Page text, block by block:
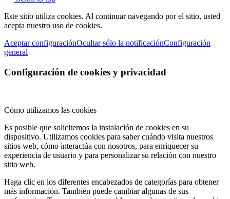
Este sitio utiliza cookies. Al continuar navegando por el sitio, usted
acepta nuestro uso de cookies.
Aceptar configuraciónOcultar sólo la notificaciónConfiguración
general
Configuración de cookies y privacidad
Cómo utilizamos las cookies
Es posible que solicitemos la instalación de cookies en su
dispositivo. Utilizamos cookies para saber cuándo visita nuestros
sitios web, cómo interactúa con nosotros, para enriquecer su
experiencia de usuario y para personalizar su relación con nuestro
sitio web.
Haga clic en los diferentes encabezados de categorías para obtener
más información. También puede cambiar algunas de sus